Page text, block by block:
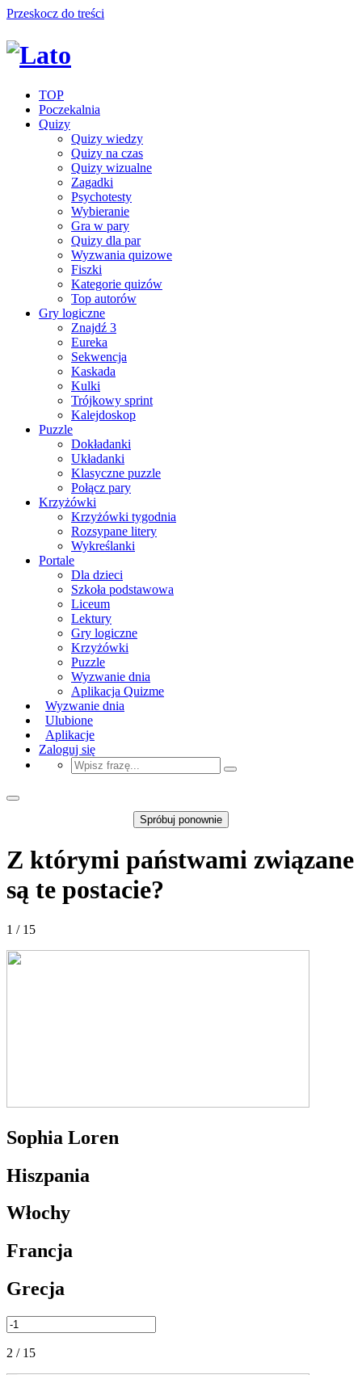
Przeskocz do treści
TOP
Poczekalnia
Quizy
Quizy wiedzy
Quizy na czas
Quizy wizualne
Zagadki
Psychotesty
Wybieranie
Gra w pary
Quizy dla par
Wyzwania quizowe
Fiszki
Kategorie quizów
Top autorów
Gry logiczne
Znajdź 3
Eureka
Sekwencja
Kaskada
Kulki
Trójkowy sprint
Kalejdoskop
Puzzle
Dokładanki
Układanki
Klasyczne puzzle
Połącz pary
Krzyżówki
Krzyżówki tygodnia
Rozsypane litery
Wykreślanki
Portale
Dla dzieci
Szkoła podstawowa
Liceum
Lektury
Gry logiczne
Krzyżówki
Puzzle
Wyzwanie dnia
Aplikacja Quizme
Wyzwanie dnia
Ulubione
Aplikacje
Zaloguj się
Spróbuj ponownie
Z którymi państwami związane
są te postacie?
1 / 15
Sophia Loren
Hiszpania
Włochy
Francja
Grecja
2 / 15